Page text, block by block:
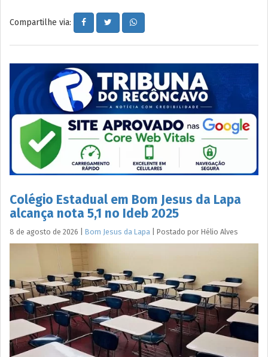
Compartilhe via:
Colégio Estadual em Bom Jesus da Lapa
alcança nota 5,1 no Ideb 2025
8 de agosto de 2026 Bom Jesus da Lapa Postado por Hélio Alves